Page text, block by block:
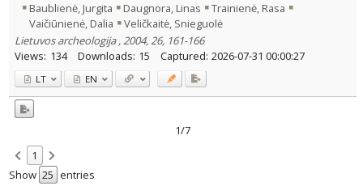
Baublienė, Jurgita
Daugnora, Linas
Trainienė, Rasa
Vaičiūnienė, Dalia
Veličkaitė, Snieguolė
Lietuvos archeologija , 2004, 26, 161-166
Views: 134 Downloads: 15 Captured: 2026-07-31 00:00:27
LT EN
1/7
1
Show
entries